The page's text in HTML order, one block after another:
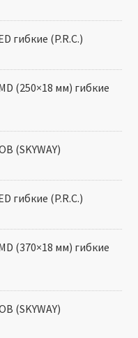
гибкие (P.R.C.)
(250×18 мм) гибкие
(SKYWAY)
гибкие (P.R.C.)
(370×18 мм) гибкие
(SKYWAY)